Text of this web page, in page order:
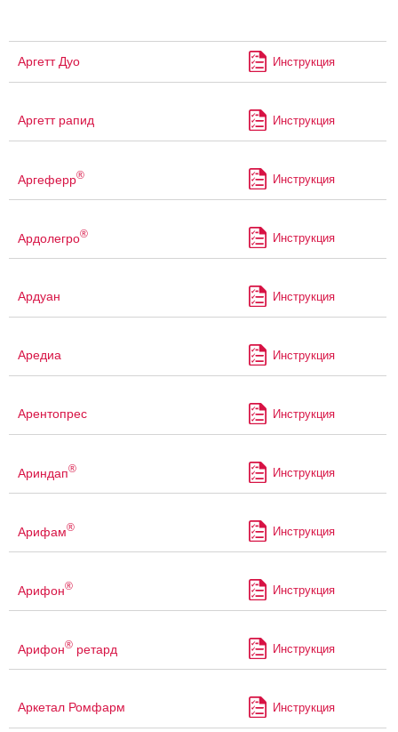
Аргетт Дуо Инструкция
Аргетт рапид Инструкция
Аргеферр® Инструкция
Ардолегро® Инструкция
Ардуан Инструкция
Аредиа Инструкция
Арентопрес Инструкция
Ариндап® Инструкция
Арифам® Инструкция
Арифон® Инструкция
Арифон® ретард Инструкция
Аркетал Ромфарм Инструкция